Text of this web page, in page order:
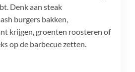
Denk aan steak
burgers bakken,
krijgen, groenten roosteren of
op de barbecue zetten.